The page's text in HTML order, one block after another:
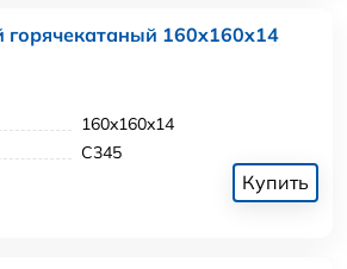
горячекатаный 160x160x14
160x160x14
С345
Купить